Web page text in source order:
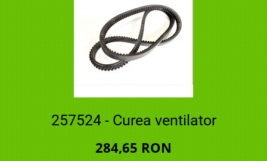
257524 - Curea ventilator
284,65 RON